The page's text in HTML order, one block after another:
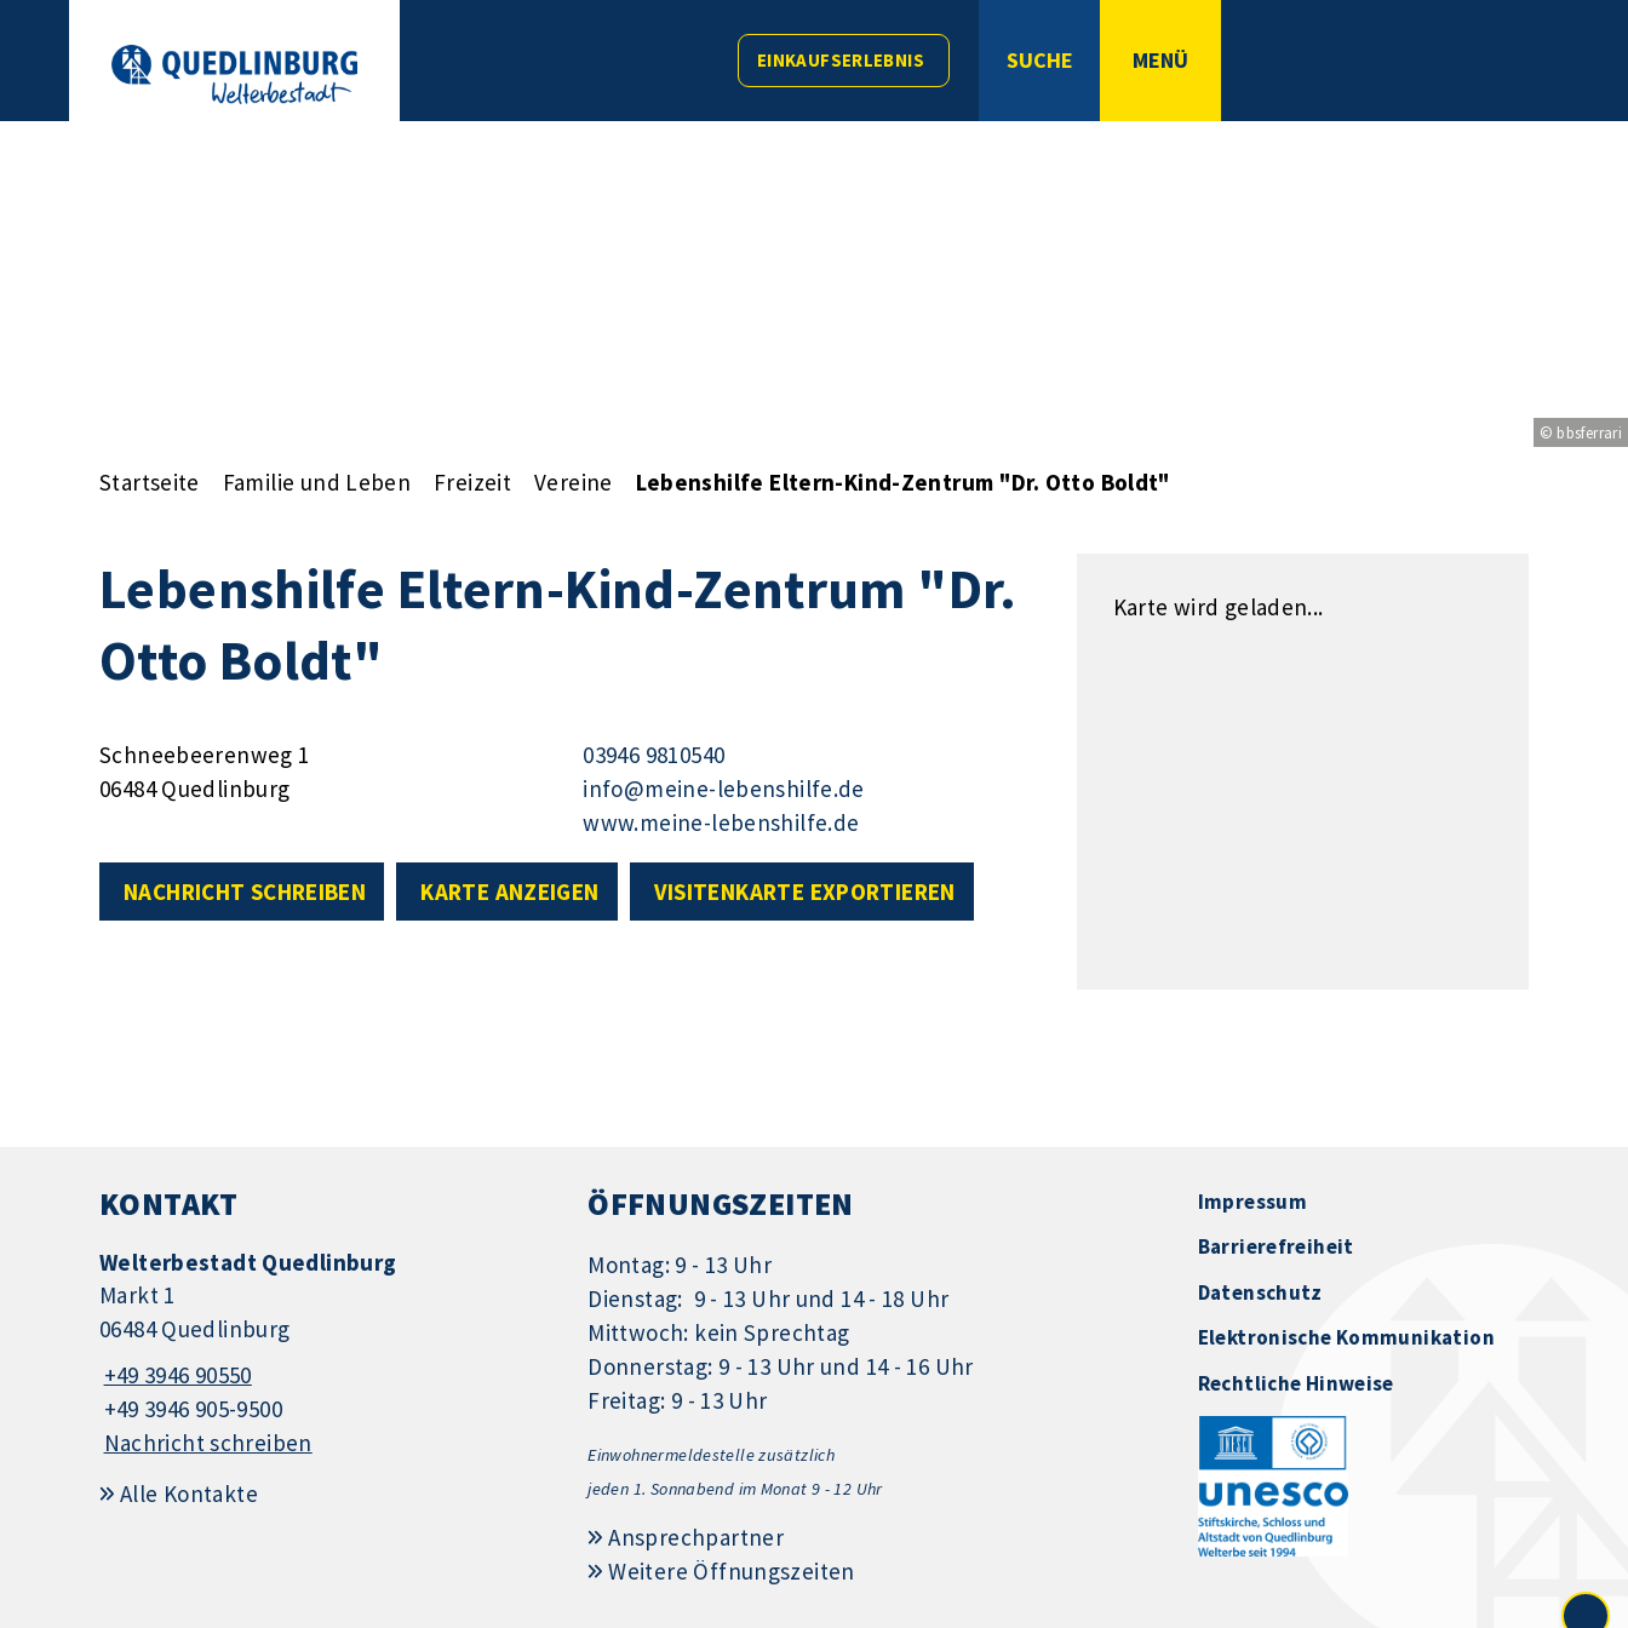
EINKAUFSERLEBNIS SUCHE MENÜ
© bbsferrari
Startseite Familie und Leben Freizeit Vereine Lebenshilfe Eltern-Kind-Zentrum "Dr. Otto Boldt"
Lebenshilfe Eltern-Kind-Zentrum "Dr.
Otto Boldt"
Schneebeerenweg 1
06484 Quedlinburg
03946 9810540
info@meine-lebenshilfe.de
www.meine-lebenshilfe.de
NACHRICHT SCHREIBEN KARTE ANZEIGEN VISITENKARTE EXPORTIEREN
Karte wird geladen...
KONTAKT
Welterbestadt Quedlinburg
Markt 1
06484 Quedlinburg
+49 3946 90550
+49 3946 905-9500
Nachricht schreiben
Alle Kontakte
ÖFFNUNGSZEITEN
Montag: 9 - 13 Uhr
Dienstag: 9 - 13 Uhr und 14 - 18 Uhr
Mittwoch: kein Sprechtag
Donnerstag: 9 - 13 Uhr und 14 - 16 Uhr
Freitag: 9 - 13 Uhr
Einwohnermeldestelle zusätzlich
jeden 1. Sonnabend im Monat 9 - 12 Uhr
Ansprechpartner
Weitere Öffnungszeiten
Impressum
Barrierefreiheit
Datenschutz
Elektronische Kommunikation
Rechtliche Hinweise